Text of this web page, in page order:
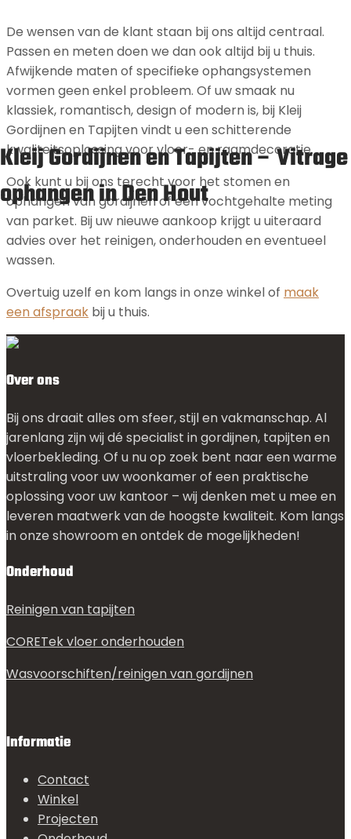
Kleij Gordijnen en Tapijten – Vitrage
ophangen in Den Hout
De wensen van de klant staan bij ons altijd centraal.
Passen en meten doen we dan ook altijd bij u thuis.
Afwijkende maten of specifieke ophangsystemen
vormen geen enkel probleem. Of uw smaak nu
klassiek, romantisch, design of modern is, bij Kleij
Gordijnen en Tapijten vindt u een schitterende
kwaliteitsoplossing voor vloer- en raamdecoratie.
Ook kunt u bij ons terecht voor het stomen en
ophangen van gordijnen of een vochtgehalte meting
van parket. Bij uw nieuwe aankoop krijgt u uiteraard
advies over het reinigen, onderhouden en eventueel
wassen.
Overtuig uzelf en kom langs in onze winkel of maak
een afspraak bij u thuis.
Over ons
Bij ons draait alles om sfeer, stijl en vakmanschap. Al
jarenlang zijn wij dé specialist in gordijnen, tapijten en
vloerbekleding. Of u nu op zoek bent naar een warme
uitstraling voor uw woonkamer of een praktische
oplossing voor uw kantoor – wij denken met u mee en
leveren maatwerk van de hoogste kwaliteit. Kom langs
in onze showroom en ontdek de mogelijkheden!
Onderhoud
Reinigen van tapijten
CORETek vloer onderhouden
Wasvoorschiften/reinigen van gordijnen
Informatie
Contact
Winkel
Projecten